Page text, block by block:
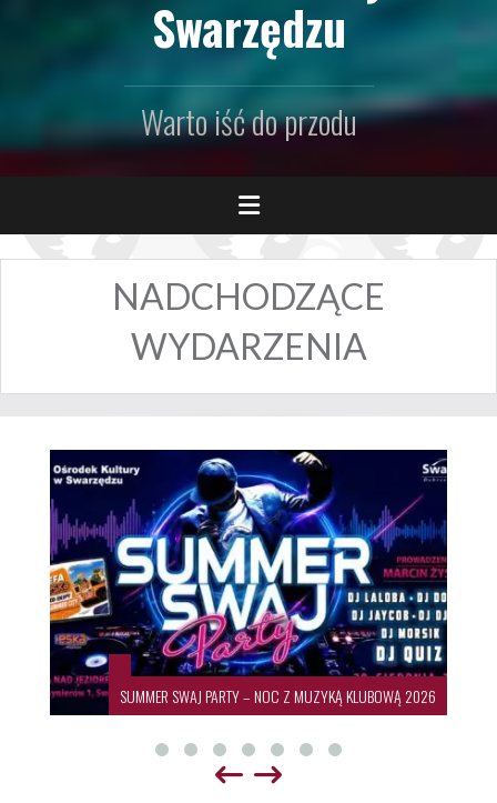
Swarzędzu
Warto iść do przodu
NADCHODZĄCE
WYDARZENIA
SUMMER SWAJ PARTY – NOC Z MUZYKĄ KLUBOWĄ 2026